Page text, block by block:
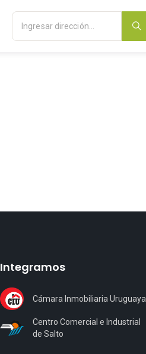
Integramos
Cámara Inmobiliaria Uruguaya
Centro Comercial e Industrial
de Salto